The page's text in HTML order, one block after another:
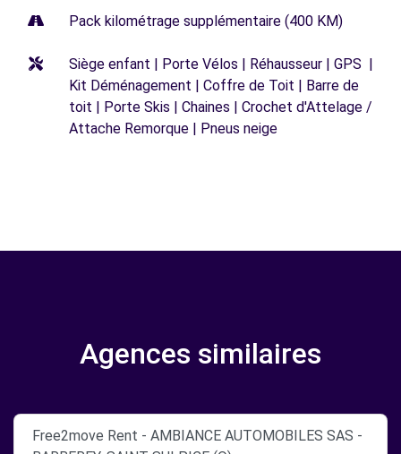
Pack kilométrage supplémentaire (400 KM)
Siège enfant | Porte Vélos | Réhausseur | GPS |
Kit Déménagement | Coffre de Toit | Barre de
toit | Porte Skis | Chaines | Crochet d'Attelage /
Attache Remorque | Pneus neige
Agences similaires
Free2move Rent - AMBIANCE AUTOMOBILES SAS -